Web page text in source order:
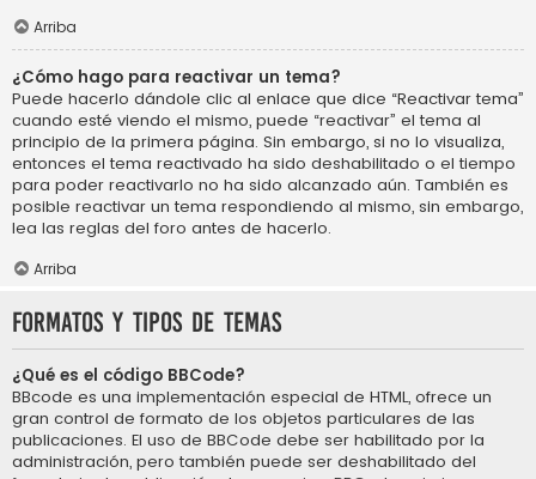
Arriba
¿Cómo hago para reactivar un tema?
Puede hacerlo dándole clic al enlace que dice “Reactivar tema”
cuando esté viendo el mismo, puede “reactivar” el tema al
principio de la primera página. Sin embargo, si no lo visualiza,
entonces el tema reactivado ha sido deshabilitado o el tiempo
para poder reactivarlo no ha sido alcanzado aún. También es
posible reactivar un tema respondiendo al mismo, sin embargo,
lea las reglas del foro antes de hacerlo.
Arriba
Formatos y tipos de temas
¿Qué es el código BBCode?
BBcode es una implementación especial de HTML, ofrece un
gran control de formato de los objetos particulares de las
publicaciones. El uso de BBCode debe ser habilitado por la
administración, pero también puede ser deshabilitado del